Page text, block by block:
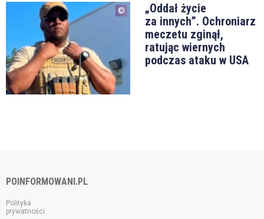
„Oddał życie
za innych”. Ochroniarz
meczetu zginął,
ratując wiernych
podczas ataku w USA
POINFORMOWANI.PL
Polityka
prywatności